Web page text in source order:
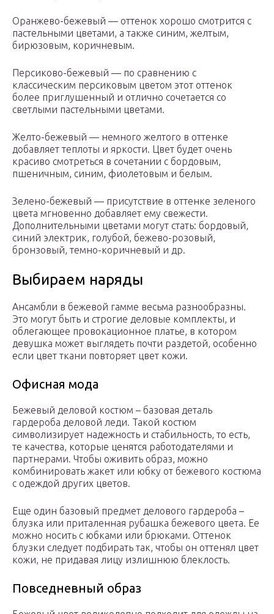
Оранжево-бежевый — оттенок хорошо смотрится с
пастельными цветами, а также синим, желтым,
бирюзовым, коричневым.
Персиково-бежевый — по сравнению с
классическим персиковым цветом этот оттенок
более приглушенный и отлично сочетается со
светлыми пастельными цветами.
Желто-бежевый — немного желтого в оттенке
добавляет теплоты и яркости. Цвет будет очень
красиво смотреться в сочетании с бордовым,
пшеничным, синим, фиолетовым и белым.
Зелено-бежевый — присутствие в оттенке зеленого
цвета мгновенно добавляет ему свежести.
Дополнительными цветами могут стать: бордовый,
синий электрик, голубой, бежево-розовый,
бронзовый, темно-коричневый и др.
Выбираем наряды
Ансамбли в бежевой гамме весьма разнообразны.
Это могут быть и строгие деловые комплекты, и
облегающее провокационное платье, в котором
девушка может выглядеть почти раздетой, особенно
если цвет ткани повторяет цвет кожи.
Офисная мода
Бежевый деловой костюм – базовая деталь
гардероба деловой леди. Такой костюм
символизирует надежность и стабильность, то есть,
те качества, которые ценятся работодателями и
партнерами. Чтобы оживить образ, можно
комбинировать жакет или юбку от бежевого костюма
с одеждой других цветов.
Еще один базовый предмет делового гардероба –
блузка или приталенная рубашка бежевого цвета. Ее
можно носить с юбками или брюками. Оттенок
блузки следует подбирать так, чтобы он оттенял цвет
кожи, не придавая лицу излишнюю блеклость.
Повседневный образ